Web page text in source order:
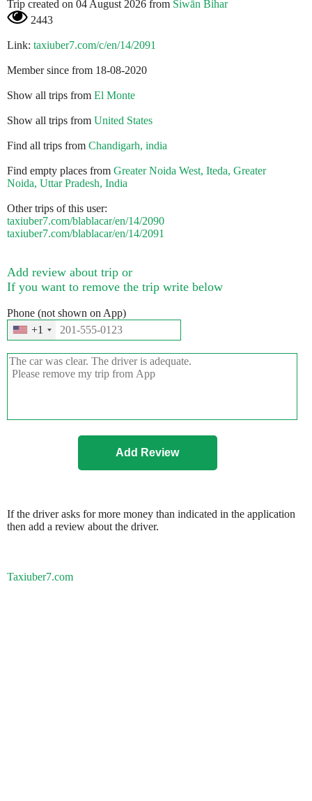
Trip created on 04 August 2026 from Siwān Bihar
2443
Link: taxiuber7.com/c/en/14/2091
Member since from 18-08-2020
Show all trips from El Monte
Show all trips from United States
Find all trips from Chandigarh, india
Find empty places from Greater Noida West, Iteda, Greater
Noida, Uttar Pradesh, India
Other trips of this user:
taxiuber7.com/blablacar/en/14/2090
taxiuber7.com/blablacar/en/14/2091
Add review about trip or
If you want to remove the trip write below
Phone (not shown on App)
+1
If the driver asks for more money than indicated in the application
then add a review about the driver.
Taxiuber7.com